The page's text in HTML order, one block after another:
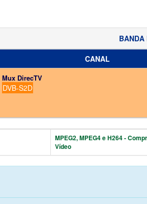
BANDA
CANAL
Mux DirecTV
DVB-S2D
MPEG2, MPEG4 e H264 -
Vídeo